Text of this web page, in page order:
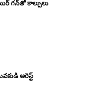
గన్‌తో కాల్పులు
అరెస్ట్